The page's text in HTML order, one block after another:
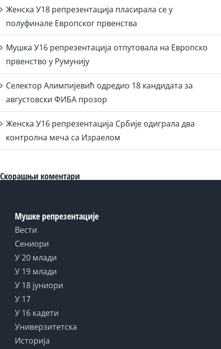
Женска У18 репрезентација пласирала се у
полуфинале Европског првенства
Мушка У16 репрезентација отпутовала на Европско
првенство у Румунију
Селектор Алимпијевић одредио 18 кандидата за
августовски ФИБА прозор
Женска У16 репрезентација Србије одиграла два
контролна меча са Израелом
Скорашњи коментари
Мушке репрезентације
Вести
Сениори
У 20 млади
У 19 млади
У 18 јуниори
У 17
У 16 кадети
Универзитетска
Историја